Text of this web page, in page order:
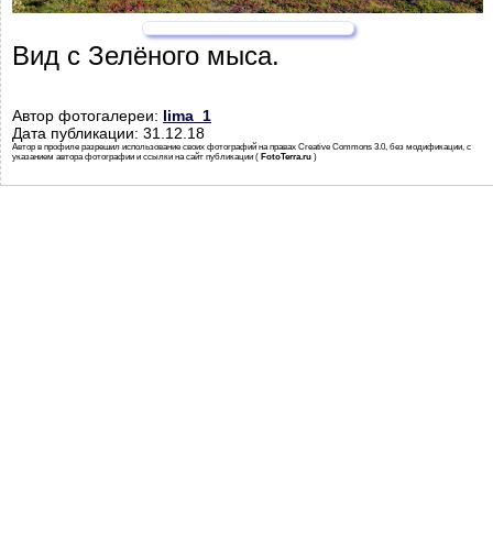
Вид с Зелёного мыса.
Автор фотогалереи: lima_1
Дата публикации: 31.12.18
Автор в профиле разрешил использование своих фотографий на правах Creative Commons 3.0, без модификации, с
указанием автора фотографии и ссылки на сайт публикации ( FotoTerra.ru )